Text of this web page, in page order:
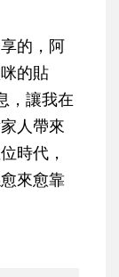
的，阿
的貼
，讓我在
人帶來
時代，
來愈靠